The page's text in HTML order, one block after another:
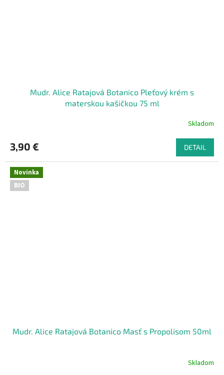
Mudr. Alice Ratajová Botanico Pleťový krém s
materskou kašičkou 75 ml
Skladom
3,90 € DETAIL
Novinka
BIO
Mudr. Alice Ratajová Botanico Masť s Propolisom 50ml
Skladom